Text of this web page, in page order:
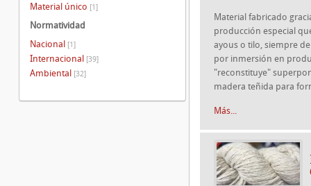
Material fabricado
producción especial
ayous o tilo, siempre
por inmersión en
"reconstituye"
madera teñida para
Más...
Material único [1]
Normatividad
Nacional [1]
Internacional [39]
Ambiental [32]